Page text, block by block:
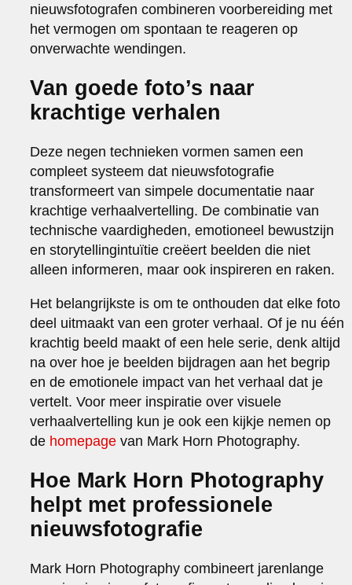
nieuwsfotografen combineren voorbereiding met
het vermogen om spontaan te reageren op
onverwachte wendingen.
Van goede foto’s naar
krachtige verhalen
Deze negen technieken vormen samen een
compleet systeem dat nieuwsfotografie
transformeert van simpele documentatie naar
krachtige verhaalvertelling. De combinatie van
technische vaardigheden, emotioneel bewustzijn
en storytellingintuïtie creëert beelden die niet
alleen informeren, maar ook inspireren en raken.
Het belangrijkste is om te onthouden dat elke foto
deel uitmaakt van een groter verhaal. Of je nu één
krachtig beeld maakt of een hele serie, denk altijd
na over hoe je beelden bijdragen aan het begrip
en de emotionele impact van het verhaal dat je
vertelt. Voor meer inspiratie over visuele
verhaalvertelling kun je ook een kijkje nemen op
de homepage van Mark Horn Photography.
Hoe Mark Horn Photography
helpt met professionele
nieuwsfotografie
Mark Horn Photography combineert jarenlange